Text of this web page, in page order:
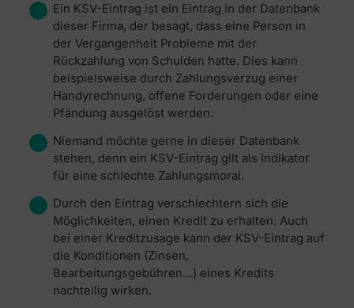
Ein KSV-Eintrag ist ein Eintrag in der Datenbank
dieser Firma, der besagt, dass eine Person in
der Vergangenheit Probleme mit der
Rückzahlung von Schulden hatte. Dies kann
beispielsweise durch Zahlungsverzug einer
Handyrechnung, offene Forderungen oder eine
Pfändung ausgelöst werden.
Niemand möchte gerne in dieser Datenbank
stehen, denn ein KSV-Eintrag gilt als Indikator
für eine schlechte Zahlungsmoral.
Durch den Eintrag verschlechtern sich die
Möglichkeiten, einen Kredit zu erhalten. Auch
bei einer Kreditzusage kann der KSV-Eintrag auf
die Konditionen (Zinsen,
Bearbeitungsgebühren…) eines Kredits
nachteilig wirken.